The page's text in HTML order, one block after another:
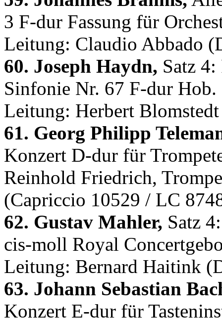
3 F-dur Fassung für
Leitung: Claudio Abbado
60. Joseph Haydn, Satz
Sinfonie Nr. 67 F-dur
Leitung: Herbert
61. Georg Philipp
Konzert D-dur für
Reinhold Friedrich,
(Capriccio 10529 / LC
62. Gustav Mahler, Satz
cis-moll Royal
Leitung: Bernard Haitink
63. Johann Sebastian
Konzert E-dur für